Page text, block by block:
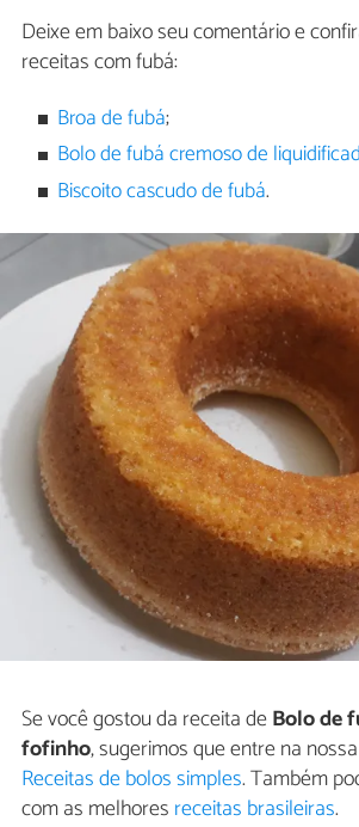
Deixe em baixo seu comentário e
receitas com fubá:
Broa de fubá;
Bolo de fubá cremoso de
Biscoito cascudo de fubá.
Se você gostou da receita deBolo de
fofinho, sugerimos que entre na
Receitas de bolos simples. Também
com as melhores receitas brasileiras.